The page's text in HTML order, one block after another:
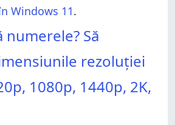
Windows 11.
numerele? Să
rezoluției
1080p, 1440p, 2K,